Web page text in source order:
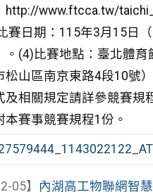
http://www.ftcca.tw/
賽日期：115年3月15日
。(4)比賽地點：臺北體育
松山區南京東路4段10號
及相關規定請詳參競賽規
本賽事競賽規程1份。
05】
內湖高工物聯網智